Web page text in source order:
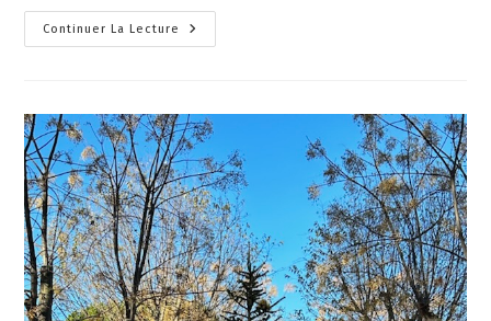
Continuer La Lecture